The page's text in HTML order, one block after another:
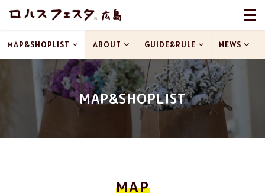
MAP&SHOPLIST
MAP&SHOPLIST ABOUT GUIDE&RULE NEWS
MAP